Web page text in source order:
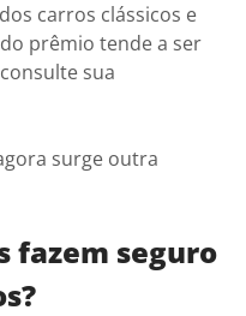
carros clássicos e
prêmio tende a ser
sua
surge outra
fazem seguro